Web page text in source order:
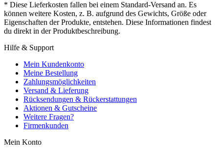
* Diese Lieferkosten fallen bei einem Standard-Versand an. Es
können weitere Kosten, z. B. aufgrund des Gewichts, Größe oder
Eigenschaften der Produkte, entstehen. Diese Informationen findest
du direkt in der Produktbeschreibung.
Hilfe & Support
Mein Kundenkonto
Meine Bestellung
Zahlungsmöglichkeiten
Versand & Lieferung
Rücksendungen & Rückerstattungen
Aktionen & Gutscheine
Weitere Fragen?
Firmenkunden
Mein Konto